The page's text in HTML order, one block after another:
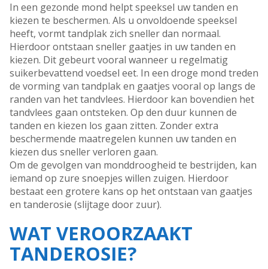
In een gezonde mond helpt speeksel uw tanden en
kiezen te beschermen. Als u onvoldoende speeksel
heeft, vormt tandplak zich sneller dan normaal.
Hierdoor ontstaan sneller gaatjes in uw tanden en
kiezen. Dit gebeurt vooral wanneer u regelmatig
suikerbevattend voedsel eet. In een droge mond treden
de vorming van tandplak en gaatjes vooral op langs de
randen van het tandvlees. Hierdoor kan bovendien het
tandvlees gaan ontsteken. Op den duur kunnen de
tanden en kiezen los gaan zitten. Zonder extra
beschermende maatregelen kunnen uw tanden en
kiezen dus sneller verloren gaan.
Om de gevolgen van monddroogheid te bestrijden, kan
iemand op zure snoepjes willen zuigen. Hierdoor
bestaat een grotere kans op het ontstaan van gaatjes
en tanderosie (slijtage door zuur).
WAT VEROORZAAKT
TANDEROSIE?